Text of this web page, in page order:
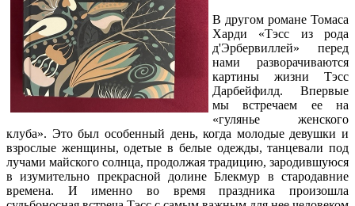
В другом романе Томаса
Харди «Тэсс из рода
д'Эрбервиллей» перед
нами разворачиваются
картины жизни Тэсс
Дарбейфилд. Впервые
мы встречаем ее на
«гулянье женского
клуба». Это был особенный день, когда молодые девушки и
взрослые женщины, одетые в белые одежды, танцевали под
лучами майского солнца, продолжая традицию, зародившуюся
в изумительно прекрасной долине Блекмур в стародавние
времена. И именно во время праздника произошла